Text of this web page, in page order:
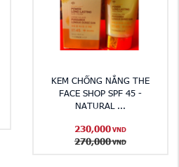
KEM CHỐNG NẮNG THE
FACE SHOP SPF 45 -
NATURAL ...
230,000 VND
270,000 VND